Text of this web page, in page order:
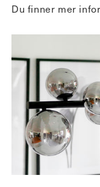
Du finner mer